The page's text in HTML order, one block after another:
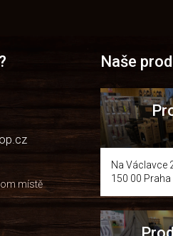
místě
Naše
Na Václavce
150 00 Praha